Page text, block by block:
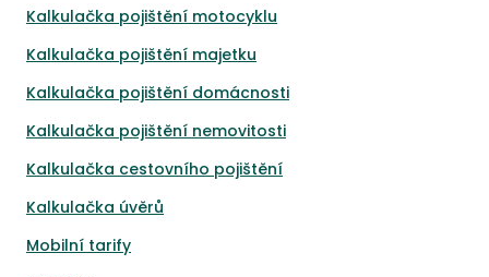
Kalkulačka pojištění motocyklu
Kalkulačka pojištění majetku
Kalkulačka pojištění domácnosti
Kalkulačka pojištění nemovitosti
Kalkulačka cestovního pojištění
Kalkulačka úvěrů
Mobilní tarify